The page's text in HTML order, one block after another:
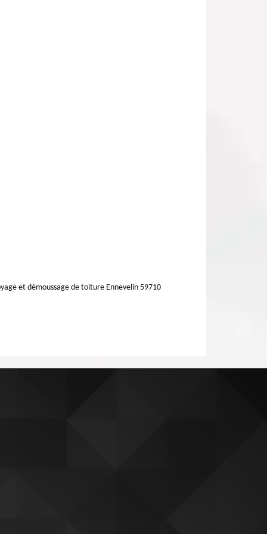
et démoussage de toiture Ennevelin 59710